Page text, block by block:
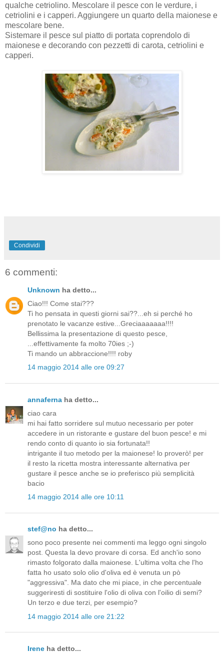
qualche cetriolino. Mescolare il pesce con le verdure, i
cetriolini e i capperi. Aggiungere un quarto della maionese e
mescolare bene.
Sistemare il pesce sul piatto di portata coprendolo di
maionese e decorando con pezzetti di carota, cetriolini e
capperi.
Condividi
6 commenti:
Unknown ha detto...
Ciao!!! Come stai???
Ti ho pensata in questi giorni sai??...eh si perché ho
prenotato le vacanze estive...Greciaaaaaaa!!!!
Bellissima la presentazione di questo pesce,
...effettivamente fa molto 70ies ;-)
Ti mando un abbraccione!!!! roby
14 maggio 2014 alle ore 09:27
annaferna ha detto...
ciao cara
mi hai fatto sorridere sul mutuo necessario per poter
accedere in un ristorante e gustare del buon pesce! e mi
rendo conto di quanto io sia fortunata!!
intrigante il tuo metodo per la maionese! lo proverò! per
il resto la ricetta mostra interessante alternativa per
gustare il pesce anche se io preferisco più semplicità
bacio
14 maggio 2014 alle ore 10:11
stef@no ha detto...
sono poco presente nei commenti ma leggo ogni singolo
post. Questa la devo provare di corsa. Ed anch'io sono
rimasto folgorato dalla maionese. L'ultima volta che l'ho
fatta ho usato solo olio d'oliva ed è venuta un pò
"aggressiva". Ma dato che mi piace, in che percentuale
suggeriresti di sostituire l'olio di oliva con l'oilio di semi?
Un terzo e due terzi, per esempio?
14 maggio 2014 alle ore 21:22
Irene ha detto...